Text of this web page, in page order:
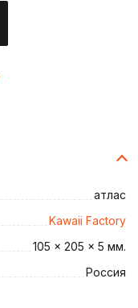
атлас
Kawaii Factory
105 x 205 x 5 мм.
Россия